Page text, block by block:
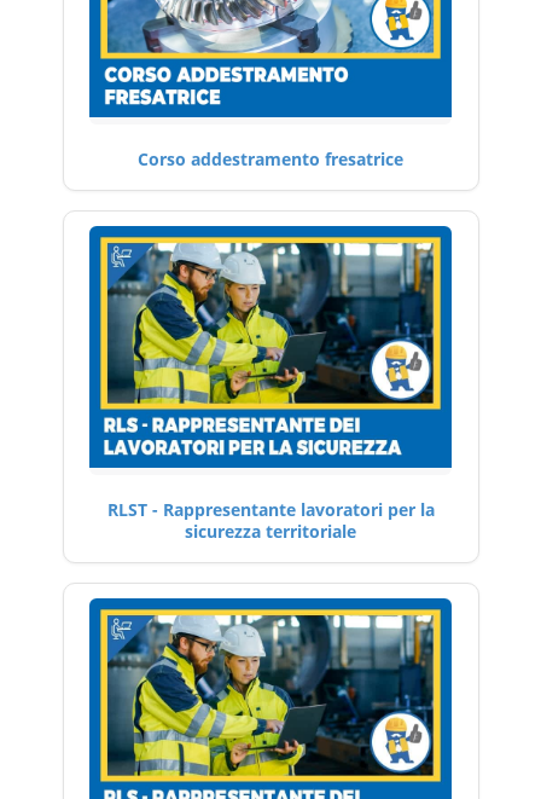
Corso addestramento fresatrice
RLST - Rappresentante lavoratori per la
sicurezza territoriale